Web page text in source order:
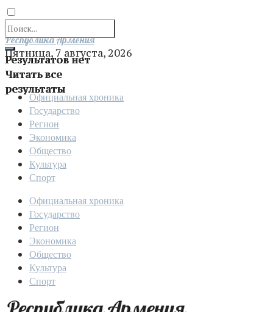
Результатов нет
Читать все
результаты
Отправить
Республика Армения
Пятница, 7 августа, 2026
Официальная хроника
Государство
Регион
Экономика
Общество
Культура
Спорт
Официальная хроника
Государство
Регион
Экономика
Общество
Культура
Спорт